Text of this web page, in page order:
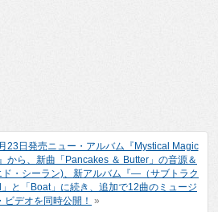
23日発売ニュー・アルバム『Mystical Magic
ら、新曲「Pancakes ＆ Butter」の音源＆
ド・シーラン)、新アルバム『―（サブトラク
と「Boat」に続き、追加で12曲のミュージ
ビデオを同時公開！ »